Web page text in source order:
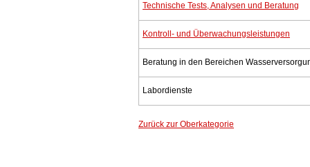
Technische Tests, Analysen und Beratung
Kontroll- und Überwachungsleistungen
Beratung in den Bereichen
Labordienste
Zurück zur Oberkategorie